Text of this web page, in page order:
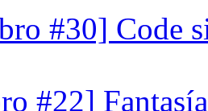
#30] Code
#22]